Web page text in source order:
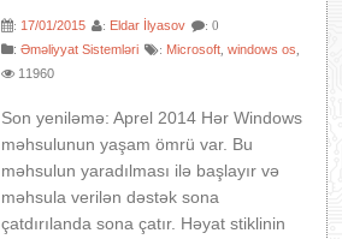
: 17/01/2015 : Eldar İlyasov : 0
:Əməliyyat Sistemləri : Microsoft ,windows os
11960
Son yeniləmə: Aprel 2014 Hər Windows
məhsulunun yaşam ömrü var. Bu
məhsulun yaradılması ilə başlayır və
məhsula verilən dəstək sona
çatdırılanda sona çatır. Həyat stiklinin